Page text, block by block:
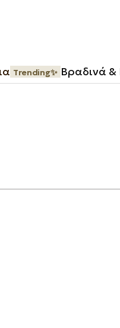
Trending✨ Βραδινά